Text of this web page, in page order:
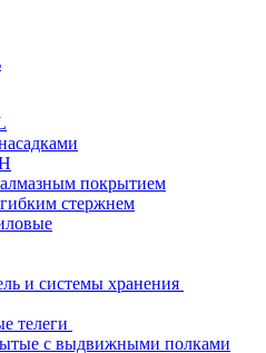
покрытием
стержнем
и системы хранения
телеги
с выдвижными полками